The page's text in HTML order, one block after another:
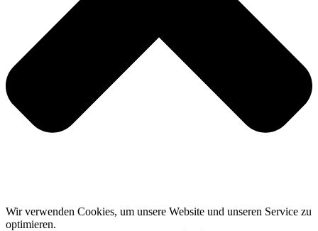
Wir verwenden Cookies, um unsere Website und unseren Service zu
optimieren.